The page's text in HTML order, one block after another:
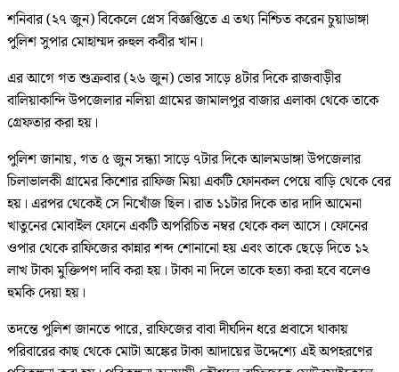
শনিবার (২৭ জুন) বিকেলে প্রেস বিজ্ঞপ্তিতে এ তথ্য নিশ্চিত করেন চুয়াডাঙ্গা
পুলিশ সুপার মোহাম্মদ রুহুল কবীর খান।
এর আগে গত শুক্রবার (২৬ জুন) ভোর সাড়ে ৪টার দিকে রাজবাড়ীর
বালিয়াকান্দি উপজেলার নলিয়া গ্রামের জামালপুর বাজার এলাকা থেকে তাকে
গ্রেফতার করা হয়।
পুলিশ জানায়, গত ৫ জুন সন্ধ্যা সাড়ে ৭টার দিকে আলমডাঙ্গা উপজেলার
চিলাভালকী গ্রামের কিশোর রাফিজ মিয়া একটি ফোনকল পেয়ে বাড়ি থেকে বের
হয়। এরপর থেকেই সে নিখোঁজ ছিল। রাত ১১টার দিকে তার দাদি আমেনা
খাতুনের মোবাইল ফোনে একটি অপরিচিত নম্বর থেকে কল আসে। ফোনের
ওপার থেকে রাফিজের কান্নার শব্দ শোনানো হয় এবং তাকে ছেড়ে দিতে ১২
লাখ টাকা মুক্তিপণ দাবি করা হয়। টাকা না দিলে তাকে হত্যা করা হবে বলেও
হুমকি দেয়া হয়।
তদন্তে পুলিশ জানতে পারে, রাফিজের বাবা দীর্ঘদিন ধরে প্রবাসে থাকায়
পরিবারের কাছ থেকে মোটা অঙ্কের টাকা আদায়ের উদ্দেশ্যে এই অপহরণের